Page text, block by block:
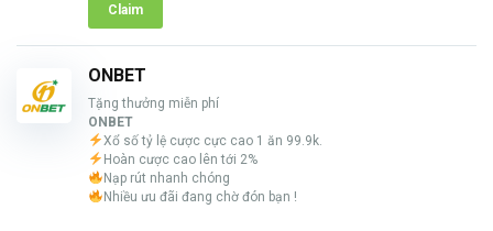
Claim
ONBET
Tặng thưởng miễn phí
ONBET
Xổ số tỷ lệ cược cực cao 1 ăn 99.9k.
Hoàn cược cao lên tới 2%
Nạp rút nhanh chóng
Nhiều ưu đãi đang chờ đón bạn !